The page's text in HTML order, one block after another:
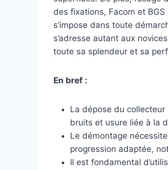
des fixations, Facom et
s’impose dans toute
s’adresse autant aux
toute sa splendeur et sa
En bref :
La dépose du collecteur
bruits et usure liée à la
Le démontage
progression adaptée,
Il est fondamental